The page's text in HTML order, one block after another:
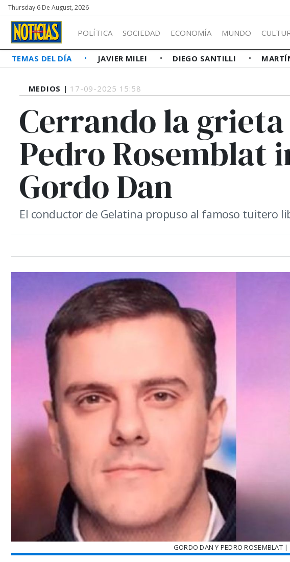
Thursday 6 De August, 2026
POLÍTICA SOCIEDAD ECONOMÍA MUNDO
TEMAS DEL DÍA JAVIER MILEI DIEGO SANTILLI
MEDIOS | 17-09-2025 15:58
Cerrando la
Pedro Rosemblat
Gordo Dan
El conductor de Gelatina propuso al famoso tuitero
GORDO DAN Y PEDRO ROSEMBLAT |